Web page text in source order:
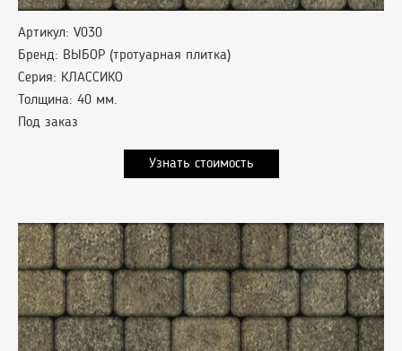
Артикул: V030
Бренд: ВЫБОР (тротуарная плитка)
Серия: КЛАССИКО
Толщина: 40 мм.
Под заказ
Узнать стоимость